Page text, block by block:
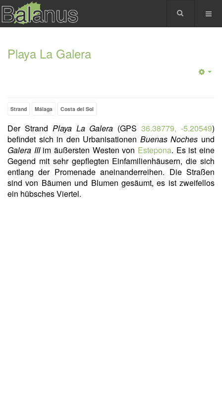
Playa La Galera
Strand Málaga Costa del Sol
Der Strand Playa La Galera (GPS36.38779, -5.20549)
befindet sich in den Urbanisationen Buenas Noches und
Galera IIIim äußersten Westen von Estepona. Es ist eine
Gegend mit sehr gepflegten Einfamilienhäusern, die sich
entlang der Promenade aneinanderreihen. Die Straßen
sind von Bäumen und Blumen gesäumt, es ist zweifellos
ein hübsches Viertel.